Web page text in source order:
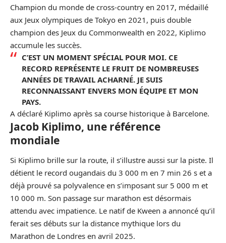
Champion du monde de cross-country en 2017, médaillé
aux Jeux olympiques de Tokyo en 2021, puis double
champion des Jeux du Commonwealth en 2022, Kiplimo
accumule les succès.
C’EST UN MOMENT SPÉCIAL POUR MOI. CE
RECORD REPRÉSENTE LE FRUIT DE NOMBREUSES
ANNÉES DE TRAVAIL ACHARNÉ. JE SUIS
RECONNAISSANT ENVERS MON ÉQUIPE ET MON
PAYS.
A déclaré Kiplimo après sa course historique à Barcelone.
Jacob Kiplimo, une référence
mondiale
Si Kiplimo brille sur la route, il s’illustre aussi sur la piste. Il
détient le record ougandais du 3 000 m en 7 min 26 s et a
déjà prouvé sa polyvalence en s’imposant sur 5 000 m et
10 000 m. Son passage sur marathon est désormais
attendu avec impatience. Le natif de Kween a annoncé qu’il
ferait ses débuts sur la distance mythique lors du
Marathon de Londres en avril 2025.